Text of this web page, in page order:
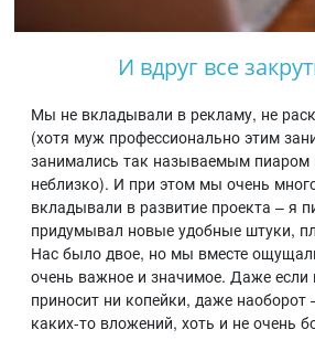
И вдруг все
Мы не вкладывали в рекламу, не
(хотя муж профессионально этим
занимались так называемым пиаром
неблизко). И при этом мы очень
вкладывали в развитие проекта – я
придумывал новые удобные штуки,
Нас было двое, но мы вместе
очень важное и значимое. Даже если
приносит ни копейки, даже наоборот
каких-то вложений, хоть и не очень